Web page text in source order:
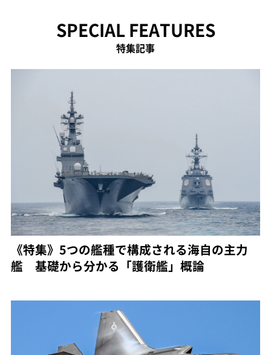
SPECIAL FEATURES
特集記事
《特集》5つの艦種で構成される海自の主力
艦 基礎から分かる「護衛艦」概論